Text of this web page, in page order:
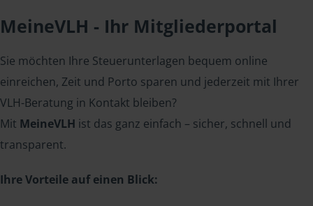
MeineVLH - Ihr Mitgliederportal
Sie möchten Ihre Steuerunterlagen bequem online
einreichen, Zeit und Porto sparen und jederzeit mit Ihrer
VLH-Beratung in Kontakt bleiben?
Mit MeineVLH ist das ganz einfach – sicher, schnell und
transparent.
Ihre Vorteile auf einen Blick: